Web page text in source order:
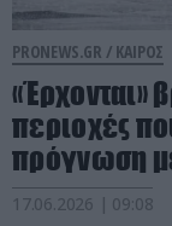
PRONEWS.GR / ΚΑΙΡΟΣ
«Έρχονται»
περιοχές
πρόγνωση
17.06.2026 | 09:08